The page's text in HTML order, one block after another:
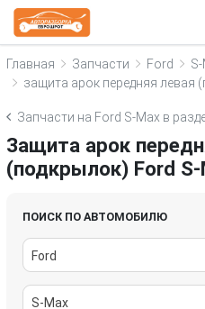
Главная Запчасти Ford
защита арок передняя левая
Запчасти на Ford S-Max в
Защита арок
(подкрылок) Ford S-
ПОИСК ПО АВТОМОБИЛЮ
Ford
S-Max